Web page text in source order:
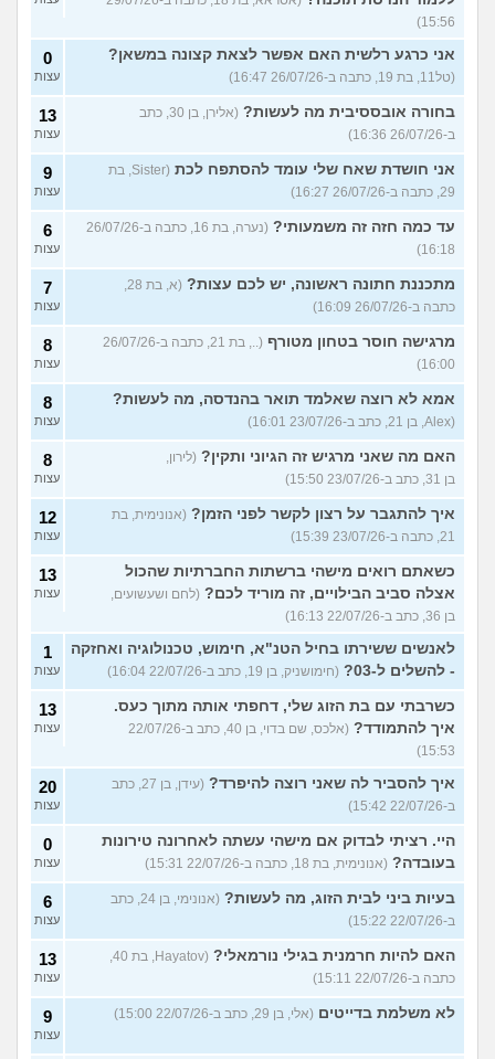
15:56)
אני כרגע רלשית האם אפשר לצאת קצונה במשאן?
(טל11, בת 19, כתבה ב-26/07/26 16:47)
0
עצות
בחורה אובססיבית מה לעשות?
(אלירן, בן 30, כתב
ב-26/07/26 16:36)
13
עצות
אני חושדת שאח שלי עומד להסתפח לכת
(Sister, בת
29, כתבה ב-26/07/26 16:27)
9
עצות
עד כמה חזה זה משמעותי?
(נערה, בת 16, כתבה ב-26/07/26
16:18)
6
עצות
מתכננת חתונה ראשונה, יש לכם עצות?
(א, בת 28,
כתבה ב-26/07/26 16:09)
7
עצות
מרגישה חוסר בטחון מטורף
(.., בת 21, כתבה ב-26/07/26
16:00)
8
עצות
אמא לא רוצה שאלמד תואר בהנדסה, מה לעשות?
(Alex, בן 21, כתב ב-23/07/26 16:01)
8
עצות
האם מה שאני מרגיש זה הגיוני ותקין? (לירון,
בן 31, כתב ב-23/07/26 15:50)
8
עצות
איך להתגבר על רצון לקשר לפני הזמן? (אנונימית, בת
21, כתבה ב-23/07/26 15:39)
12
עצות
כשאתם רואים מישהי ברשתות החברתיות שהכול
אצלה סביב הבילויים, זה מוריד לכם? (לחם ושעשועים,
בן 36, כתב ב-22/07/26 16:13)
13
עצות
לאנשים ששירתו בחיל הטנ"א, חימוש, טכנולוגיה ואחזקה
- להשלים ל-03?
(חימושניק, בן 19, כתב ב-22/07/26 16:04)
1
עצות
כשרבתי עם בת הזוג שלי, דחפתי אותה מתוך כעס.
איך להתמודד?
(אלכס, שם בדוי, בן 40, כתב ב-22/07/26
15:53)
13
עצות
איך להסביר לה שאני רוצה להיפרד?
(עידן, בן 27, כתב
ב-22/07/26 15:42)
20
עצות
היי. רציתי לבדוק אם מישהי עשתה לאחרונה טירונות
בעובדה? (אנונימית, בת 18, כתבה ב-22/07/26 15:31)
0
עצות
בעיות ביני לבית הזוג, מה לעשות?
(אנונימי, בן 24, כתב
ב-22/07/26 15:22)
6
עצות
האם להיות חרמנית בגילי נורמאלי?
(Hayatov, בת 40,
כתבה ב-22/07/26 15:11)
13
עצות
לא משלמת בדייטים (אלי, בן 29, כתב ב-22/07/26 15:00) 9
עצות